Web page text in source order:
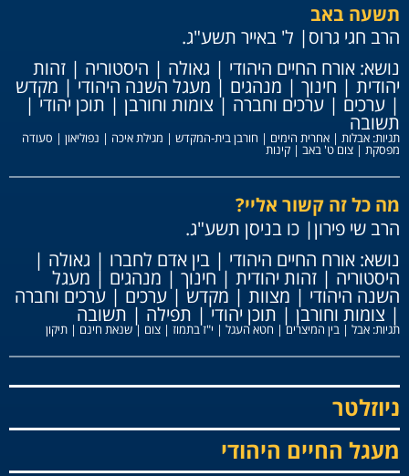
תשעה באב
הרב חגי גרוס| ל' באייר תשע"ג.
נושא: אורח החיים היהודי | גאולה | היסטוריה | זהות
יהודית | חינוך | מנהגים | מעגל השנה היהודי| מקדש
| ערכים | ערכים וחברה | צומות וחורבן | תוכן יהודי|
תשובה
תגיות: אבלות | אחרית הימים | חורבן בית-המקדש | מגילת איכה | נפוליאון | סעודה
מפסקת | צום ט' באב | קינות
מה כל זה קשור אליי?
הרב שי פירון| כו בניסן תשע"ג.
נושא: אורח החיים היהודי | בין אדם לחברו | גאולה |
היסטוריה | זהות יהודית |חינוך | מנהגים | מעגל
השנה היהודי | מצוות | מקדש |ערכים | ערכים וחברה
| צומות וחורבן | תוכן יהודי| תפילה | תשובה
תגיות: אבל | בין המיצרים | חטא העגל | י"ז בתמוז | צום |שנאת חינם | תיקון
ניוזלטר
מעגל החיים היהודי